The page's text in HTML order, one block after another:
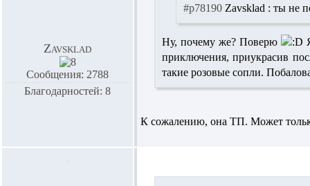
Zavsklad
Сообщения: 2788
Благодарностей: 8
#p78190 Zavsklad : ты не
Ну, почему же? Поверю
приключения, приукрасив
такие розовые сопли.
К сожалению, она ТП. Может